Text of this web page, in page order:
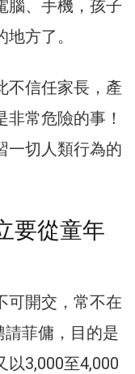
腦、手機，孩子
方了。
不信任家長，產
常危險的事！
一切人類行為的
要從童年
可開交，常不在
請菲傭，目的是
以3,000至4,000